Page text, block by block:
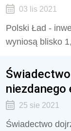
03 lis 2021
Polski Ład -
wyniosą blisko
niezdanego
25 sie 2021
Świadectwo